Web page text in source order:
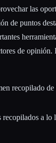
las
de puntos
de
recopilado
a lo